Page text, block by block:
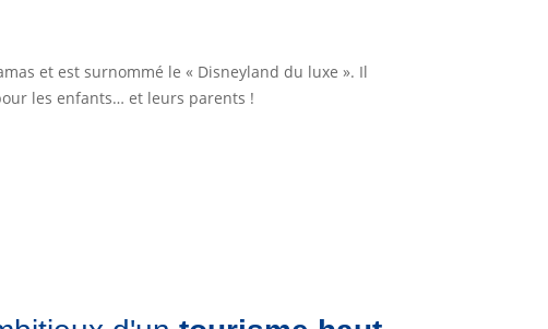
et est surnommé le « Disneyland du luxe ». Il
les enfants… et leurs parents !